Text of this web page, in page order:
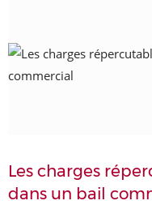
Les charges
dans un bail